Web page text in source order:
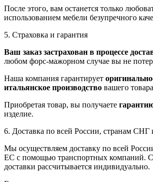
После этого, вам останется только
использованием мебели безупречного
5. Страховка и гарантия
Ваш заказ застрахован в процессе
любом форс-мажорном случае вы не
Наша компания гарантирует
итальянское производство вашего
Приобретая товар, вы получаете
изделие.
6. Доставка по всей России, странам СНГ
Мы осуществляем доставку по всей
ЕС с помощью транспортных компаний.
доставки рассчитывается индивидуально.